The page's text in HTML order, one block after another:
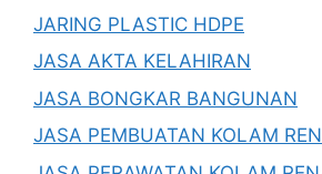
JARING PLASTIC HDPE
JASA AKTA KELAHIRAN
JASA BONGKAR BANGUNAN
JASA PEMBUATAN KOLAM